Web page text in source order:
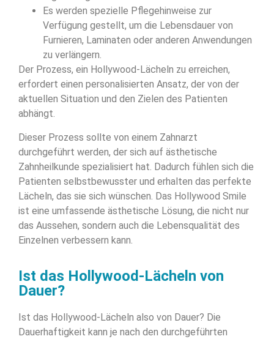
Es werden spezielle Pflegehinweise zur
Verfügung gestellt, um die Lebensdauer von
Furnieren, Laminaten oder anderen Anwendungen
zu verlängern.
Der Prozess, ein Hollywood-Lächeln zu erreichen,
erfordert einen personalisierten Ansatz, der von der
aktuellen Situation und den Zielen des Patienten
abhängt.
Dieser Prozess sollte von einem Zahnarzt
durchgeführt werden, der sich auf ästhetische
Zahnheilkunde spezialisiert hat. Dadurch fühlen sich die
Patienten selbstbewusster und erhalten das perfekte
Lächeln, das sie sich wünschen. Das Hollywood Smile
ist eine umfassende ästhetische Lösung, die nicht nur
das Aussehen, sondern auch die Lebensqualität des
Einzelnen verbessern kann.
Ist das Hollywood-Lächeln von
Dauer?
Ist das Hollywood-Lächeln also von Dauer? Die
Dauerhaftigkeit kann je nach den durchgeführten